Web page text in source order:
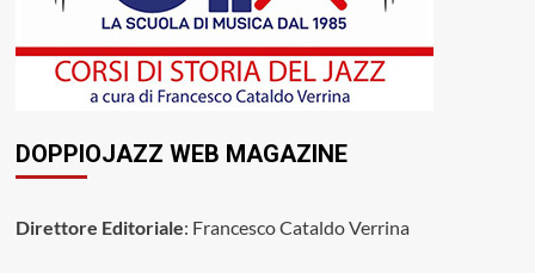
DOPPIOJAZZ WEB MAGAZINE
Direttore Editoriale: Francesco Cataldo Verrina